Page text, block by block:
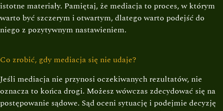
istotne materiały. Pamiętaj, że mediacja to proces, w którym
warto być szczerym i otwartym, dlatego warto podejść do
niego z pozytywnym nastawieniem.
Co zrobić, gdy mediacja się nie udaje?
Jeśli mediacja nie przynosi oczekiwanych rezultatów, nie
oznacza to końca drogi. Możesz wówczas zdecydować się na
postępowanie sądowe. Sąd oceni sytuację i podejmie decyzję